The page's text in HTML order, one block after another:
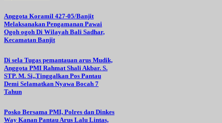
Anggota Koramil 427-05/Banjit
Melaksanakan Pengamanan Pawai
Ogoh ogoh Di Wilayah Bali Sadhar,
Kecamatan Banjit
Di sela Tugas pemantauan arus Mudik,
Anggota PMI Rahmat Shali Akbar. S.
STP. M. Si,,Tinggalkan Pos Pantau
Demi Selamatkan Nyawa Bocah 7
Tahun
Posko Bersama PMI, Polres dan Dinkes
Way Kanan Pantau Arus Lalu Lintas,